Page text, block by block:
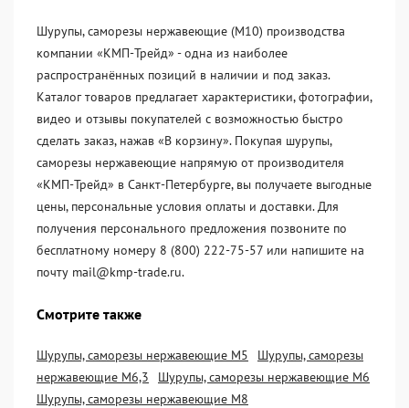
Шурупы, саморезы нержавеющие (М10) производства
компании «KМП-Трейд» - одна из наиболее
распространённых позиций в наличии и под заказ.
Каталог товаров предлагает характеристики, фотографии,
видео и отзывы покупателей с возможностью быстро
сделать заказ, нажав «В корзину». Покупая шурупы,
саморезы нержавеющие напрямую от производителя
«KМП-Трейд» в Санкт-Петербурге, вы получаете выгодные
цены, персональные условия оплаты и доставки. Для
получения персонального предложения позвоните по
бесплатному номеру 8 (800) 222-75-57 или напишите на
почту mail@kmp-trade.ru.
Смотрите также
Шурупы, саморезы нержавеющие М5
Шурупы, саморезы
нержавеющие М6,3
Шурупы, саморезы нержавеющие М6
Шурупы, саморезы нержавеющие М8